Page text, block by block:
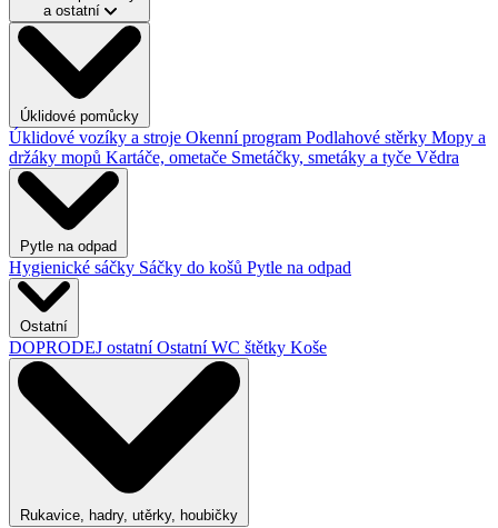
a ostatní
Úklidové pomůcky
Úklidové vozíky a stroje Okenní program Podlahové stěrky Mopy a
držáky mopů Kartáče, ometače Smetáčky, smetáky a tyče Vědra
Pytle na odpad
Hygienické sáčky Sáčky do košů Pytle na odpad
Ostatní
DOPRODEJ ostatníOstatníWC štětky Koše
Rukavice, hadry, utěrky, houbičky